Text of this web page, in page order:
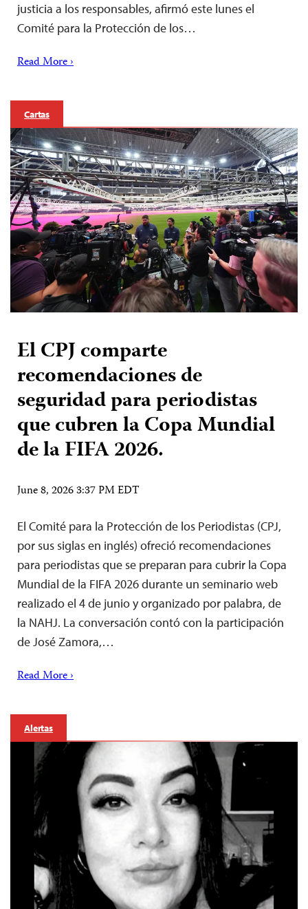
justicia a los responsables, afirmó este lunes el
Comité para la Protección de los…
Read More ›
Cartas
El CPJ comparte
recomendaciones de
seguridad para periodistas
que cubren la Copa Mundial
de la FIFA 2026.
June 8, 2026 3:37 PM EDT
El Comité para la Protección de los Periodistas (CPJ,
por sus siglas en inglés) ofreció recomendaciones
para periodistas que se preparan para cubrir la Copa
Mundial de la FIFA 2026 durante un seminario web
realizado el 4 de junio y organizado por palabra, de
la NAHJ. La conversación contó con la participación
de José Zamora,…
Read More ›
Alertas